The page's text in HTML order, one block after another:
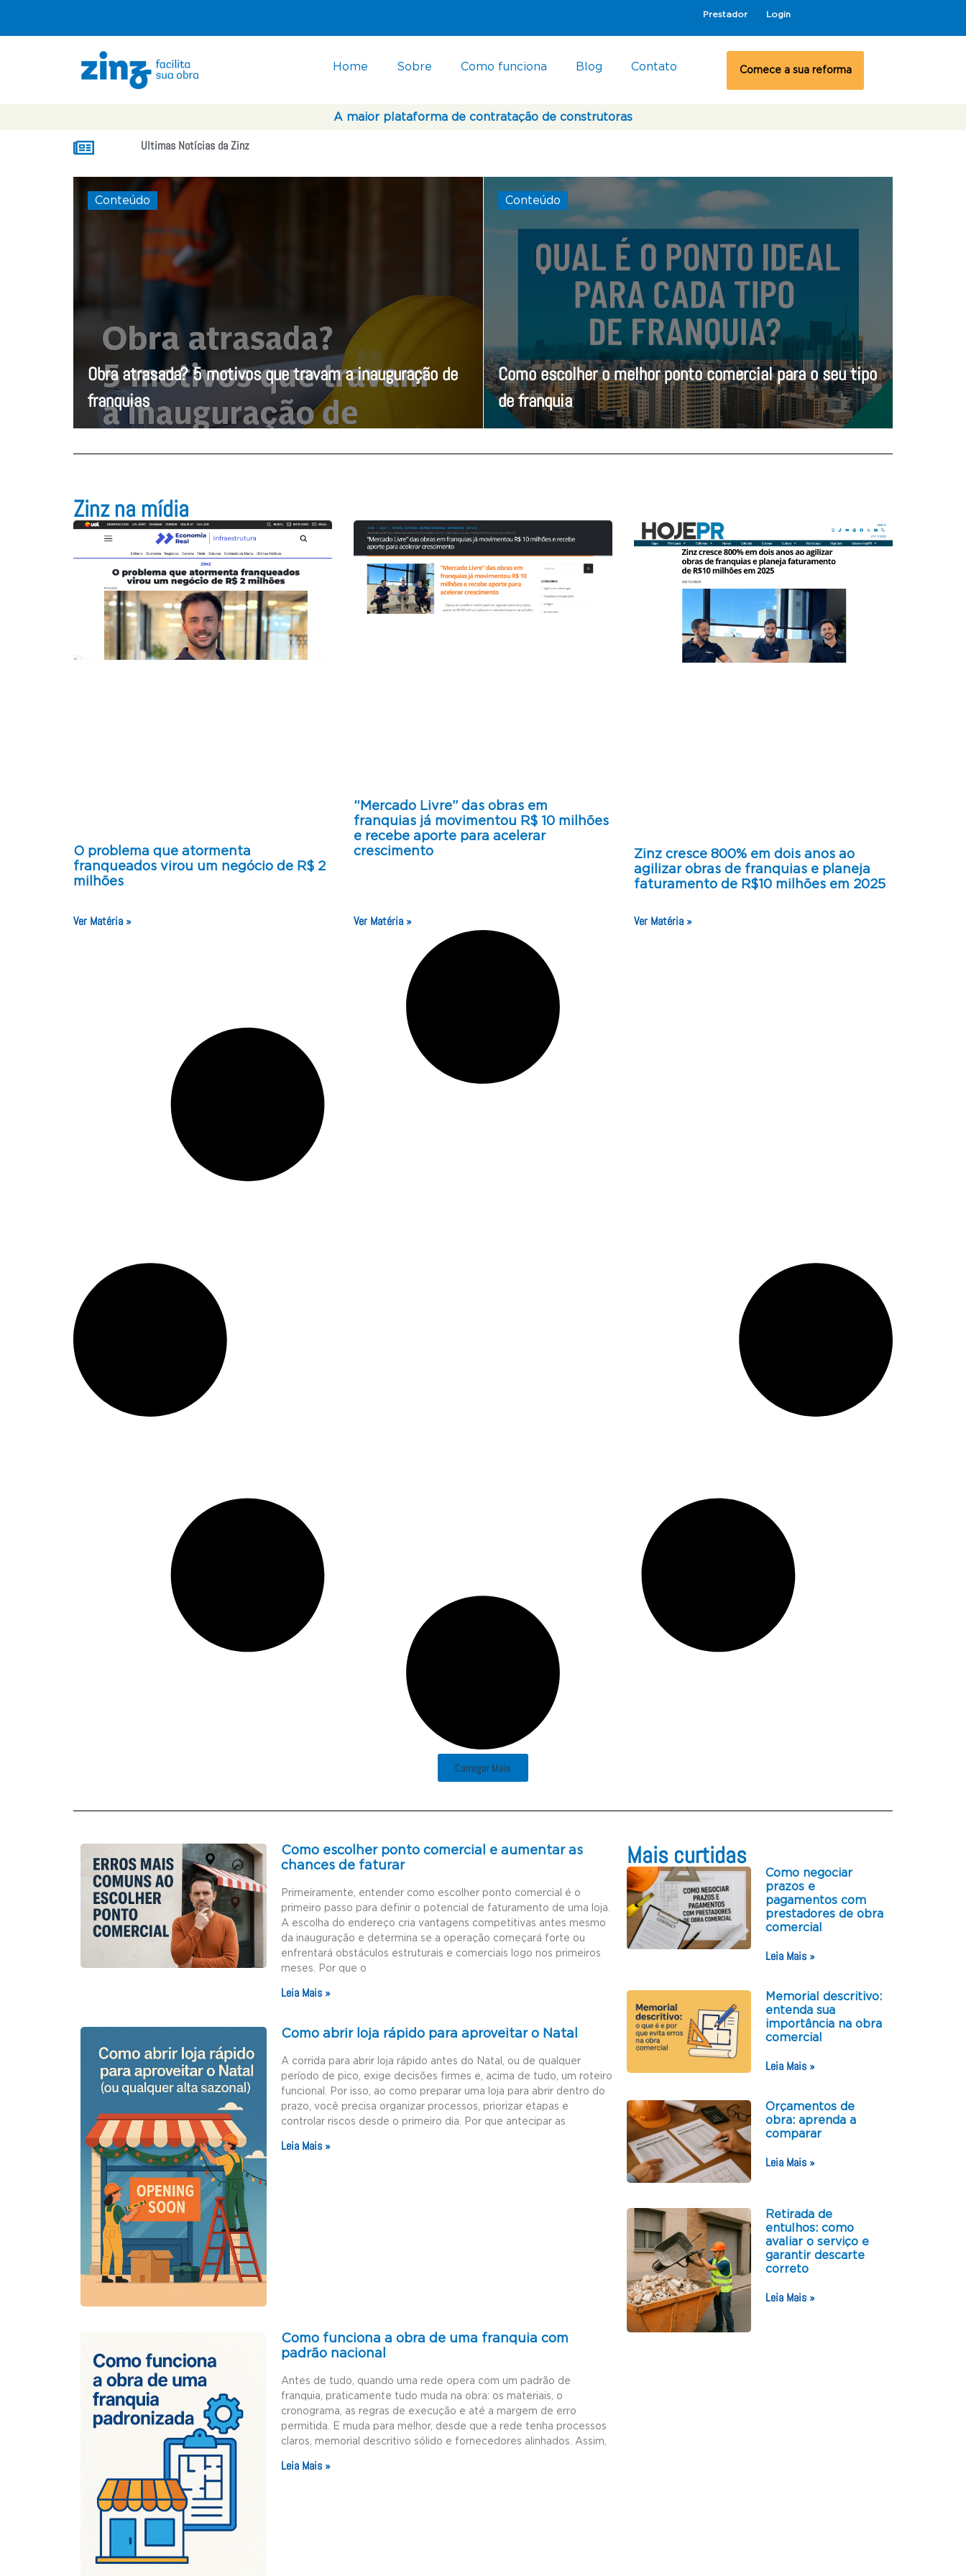
Prestador Login
Home Sobre Como funciona Blog Contato Comece a sua reforma
A maior plataforma de contratação de construtoras
Ultimas Notícias da Zinz
Conteúdo
Obra atrasada? 5 motivos que travam a inauguração de
franquias
Conteúdo
Como escolher o melhor ponto comercial para o seu tipo
de franquia
Zinz na mídia
O problema que atormenta
franqueados virou um negócio de R$ 2
milhões
Ver Matéria »
“Mercado Livre” das obras em
franquias já movimentou R$ 10 milhões
e recebe aporte para acelerar
crescimento
Ver Matéria »
Zinz cresce 800% em dois anos ao
agilizar obras de franquias e planeja
faturamento de R$10 milhões em 2025
Ver Matéria »
Carregar Mais
Como escolher ponto comercial e aumentar as
chances de faturar
Primeiramente, entender como escolher ponto comercial é o
primeiro passo para definir o potencial de faturamento de uma loja.
A escolha do endereço cria vantagens competitivas antes mesmo
da inauguração e determina se a operação começará forte ou
enfrentará obstáculos estruturais e comerciais logo nos primeiros
meses. Por que o
Leia Mais »
Como abrir loja rápido para aproveitar o Natal
A corrida para abrir loja rápido antes do Natal, ou de qualquer
período de pico, exige decisões firmes e, acima de tudo, um roteiro
funcional. Por isso, ao como preparar uma loja para abrir dentro do
prazo, você precisa organizar processos, priorizar etapas e
controlar riscos desde o primeiro dia. Por que antecipar as
Leia Mais »
Como funciona a obra de uma franquia com
padrão nacional
Antes de tudo, quando uma rede opera com um padrão de
franquia, praticamente tudo muda na obra: os materiais, o
cronograma, as regras de execução e até a margem de erro
permitida. E muda para melhor, desde que a rede tenha processos
claros, memorial descritivo sólido e fornecedores alinhados. Assim,
Leia Mais »
Mais curtidas​
Como negociar
prazos e
pagamentos com
prestadores de obra
comercial
Leia Mais »
Memorial descritivo:
entenda sua
importância na obra
comercial
Leia Mais »
Orçamentos de
obra: aprenda a
comparar
Leia Mais »
Retirada de
entulhos: como
avaliar o serviço e
garantir descarte
correto
Leia Mais »